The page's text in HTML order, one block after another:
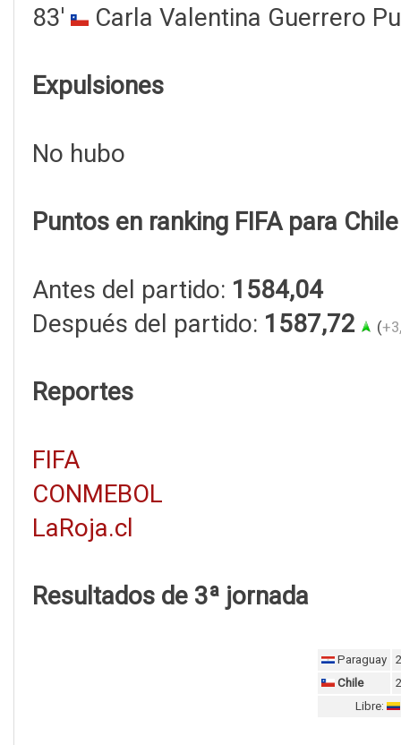
83'
Carla Valentina Guerrero
Expulsiones
No hubo
Puntos en ranking FIFA para Chile
Antes del partido: 1584,04
Después del partido: 1587,72 (
Reportes
FIFA
CONMEBOL
LaRoja.cl
Resultados de 3ª jornada
Paraguay
Chile
Libre: